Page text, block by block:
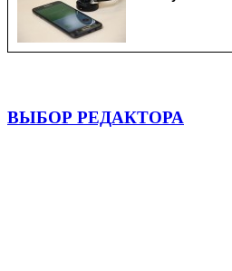
ВЫБОР РЕДАКТОРА